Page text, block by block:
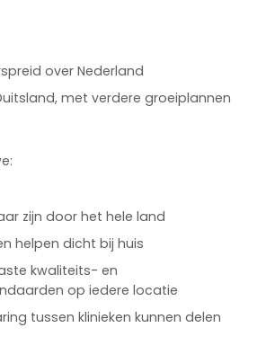
over Nederland
met verdere groeiplannen
zijn door het hele land
helpen dicht bij huis
kwaliteits- en
op iedere locatie
tussen klinieken kunnen delen